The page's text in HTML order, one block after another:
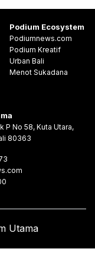
Podium Ecosystem
Podiumnews.com
Podium Kreatif
Urban Bali
Menot Sukadana
P No 58, Kuta Utara,
80363
Utama